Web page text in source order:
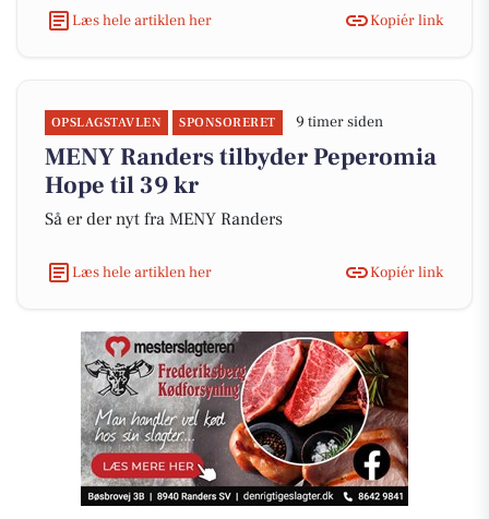
Læs hele artiklen her Kopiér link
OPSLAGSTAVLEN SPONSORERET 9 timer siden
MENY Randers tilbyder Peperomia
Hope til 39 kr
Så er der nyt fra MENY Randers
Læs hele artiklen her Kopiér link